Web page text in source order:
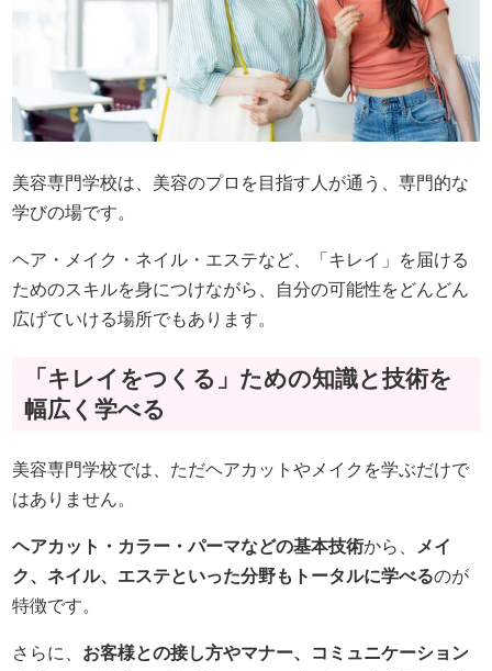
美容専門学校は、美容のプロを目指す人が通う、専門的な
学びの場です。
ヘア・メイク・ネイル・エステなど、「キレイ」を届ける
ためのスキルを身につけながら、自分の可能性をどんどん
広げていける場所でもあります。
「キレイをつくる」ための知識と技術を
幅広く学べる
美容専門学校では、ただヘアカットやメイクを学ぶだけで
はありません。
ヘアカット・カラー・パーマなどの基本技術から、
メイ
ク、ネイル、エステといった分野もトータルに学べるのが
特徴です。
さらに、 お客様との接し方やマナー、コミュニケーション